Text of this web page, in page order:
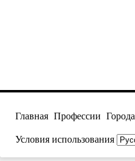
Главная Профессии Города
Условия использования